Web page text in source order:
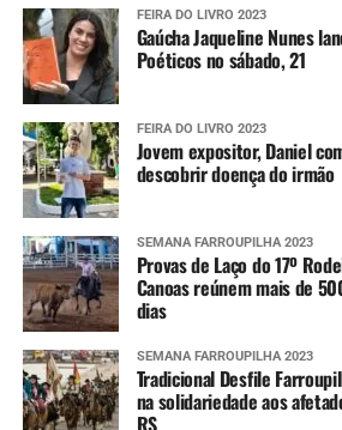
FEIRA DO LIVRO 2023
Gaúcha Jaqueline Nunes
Poéticos no sábado, 21
FEIRA DO LIVRO 2023
Jovem expositor, Daniel
descobrir doença do irmão
SEMANA FARROUPILHA 2023
Provas de Laço do 17º
Canoas reúnem mais de
dias
SEMANA FARROUPILHA 2023
Tradicional Desfile
na solidariedade aos
RS